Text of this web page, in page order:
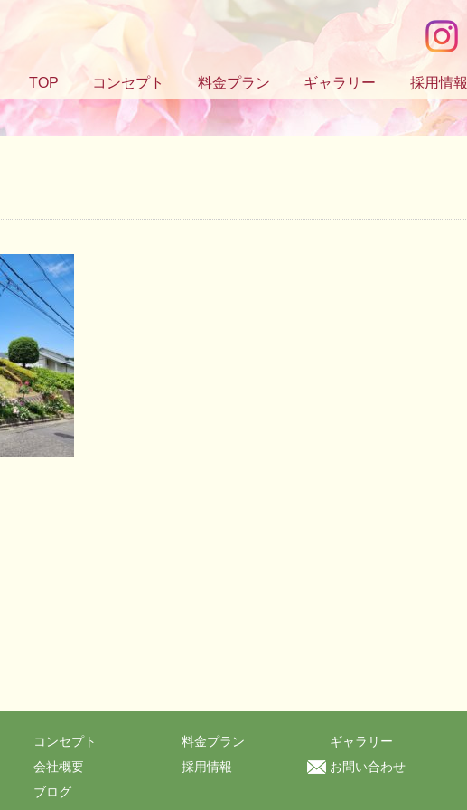
TOP コンセプト 料金プラン ギャラリー 採用情報
コンセプト 料金プラン
ギャラリー
会社概要
採用情報
お問い合わせ
ブログ